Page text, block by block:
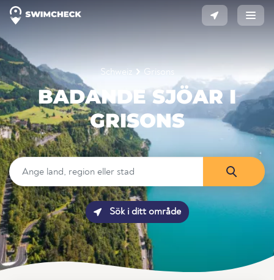
Schweiz Grisons
BADANDE SJÖAR I
GRISONS
Sök i ditt område